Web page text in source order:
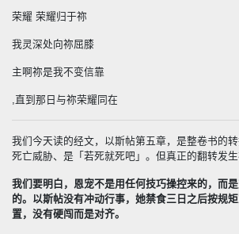
荣耀 荣耀归于祢
我灵深处向祢屈膝
主啊祢是我不变信靠
直到那日与祢荣耀同在
我们今天读的经文，以斯帖第五章，是整卷书的
死亡威胁、是「若死就死吧」。但真正的翻转发
我们要明白，恩宠不是用任何技巧操控来的，而
的。以斯帖没有冲动行事，她禁食三日之后按规
置，没有硬闯而是对齐。